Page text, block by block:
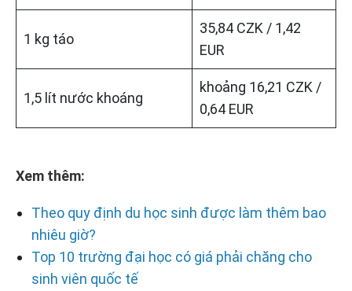
1 kg táo
35,84 CZK / 1,42
EUR
1,5 lít nước khoáng
khoảng 16,21 CZK /
0,64 EUR
Xem thêm:
Theo quy định du học sinh được làm thêm bao
nhiêu giờ?
Top 10 trường đại học có giá phải chăng cho
sinh viên quốc tế